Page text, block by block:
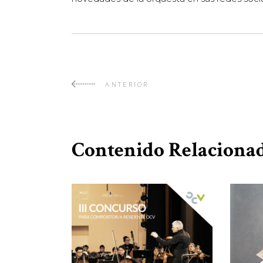
ANTERIOR
Contenido